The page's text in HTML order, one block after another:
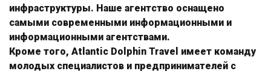
инфраструктуры. Наше агентство оснащено
самыми современными информационными и
информационными агентствами.
Кроме того, Atlantic Dolphin Travel имеет команду
молодых специалистов и предпринимателей с